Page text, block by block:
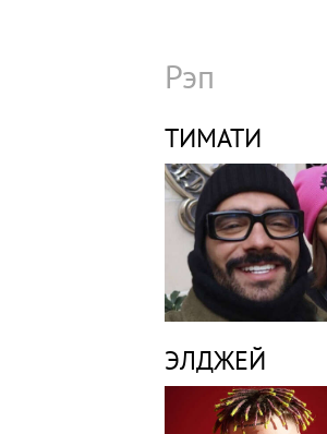
Рэп
ТИМАТИ
ЭЛДЖЕЙ